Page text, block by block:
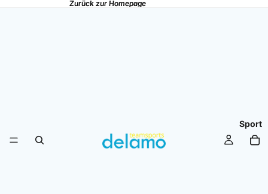
Zurück zur Homepage
Zurück zur Homepage
Sport